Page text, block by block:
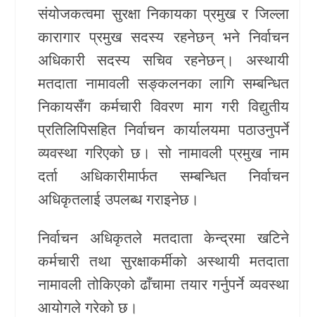
संयोजकत्वमा सुरक्षा निकायका प्रमुख र जिल्ला
कारागार प्रमुख सदस्य रहनेछन् भने निर्वाचन
अधिकारी सदस्य सचिव रहनेछन्। अस्थायी
मतदाता नामावली सङ्कलनका लागि सम्बन्धित
निकायसँग कर्मचारी विवरण माग गरी विद्युतीय
प्रतिलिपिसहित निर्वाचन कार्यालयमा पठाउनुपर्ने
व्यवस्था गरिएको छ। सो नामावली प्रमुख नाम
दर्ता अधिकारीमार्फत सम्बन्धित निर्वाचन
अधिकृतलाई उपलब्ध गराइनेछ।
निर्वाचन अधिकृतले मतदाता केन्द्रमा खटिने
कर्मचारी तथा सुरक्षाकर्मीको अस्थायी मतदाता
नामावली तोकिएको ढाँचामा तयार गर्नुपर्ने व्यवस्था
आयोगले गरेको छ।